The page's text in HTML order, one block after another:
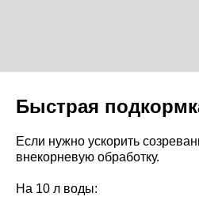
Быстрая
Если нужно ускорить
внекорневую обработку.
На 10 л воды: